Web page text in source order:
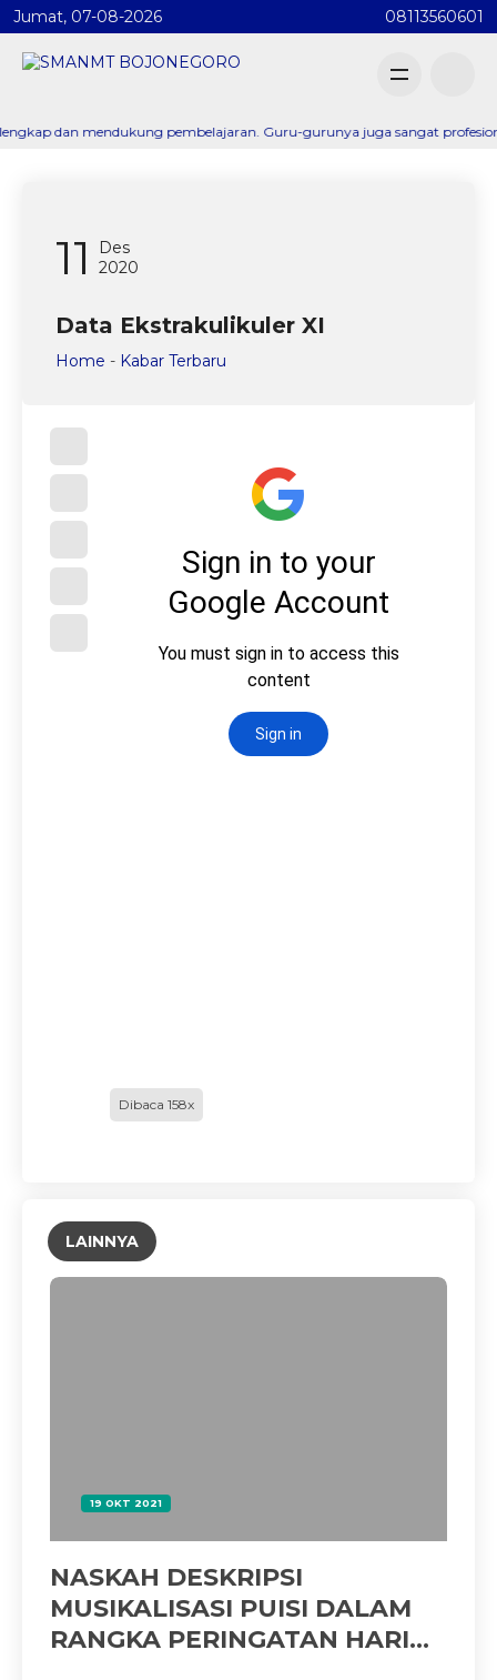
Jumat, 07-08-2026 08113560601
mendukung pembelajaran. Guru-gurunya juga sangat profesional
11
Des
2020
Data Ekstrakulikuler XI
Home - Kabar Terbaru
Dibaca 158x
LAINNYA
19 OKT 2021
NASKAH DESKRIPSI
MUSIKALISASI PUISI DALAM
RANGKA PERINGATAN HARI